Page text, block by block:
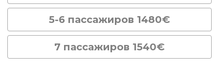
5-6 пассажиров 1480€
7 пассажиров 1540€